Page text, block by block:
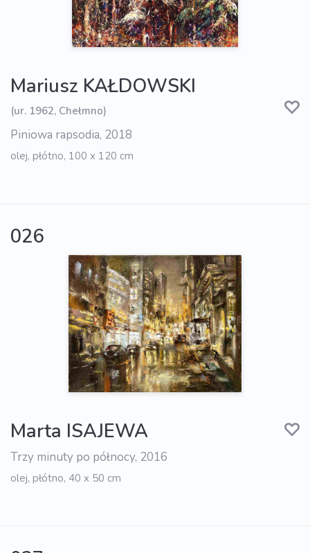
Mariusz KAŁDOWSKI
(ur. 1962, Chełmno)
Piniowa rapsodia, 2018
olej, płótno, 100 x 120 cm
026
Marta ISAJEWA
Trzy minuty po północy, 2016
olej, płótno, 40 x 50 cm